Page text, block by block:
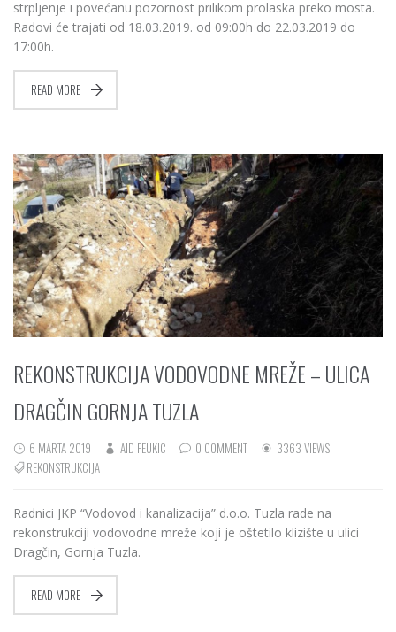
strpljenje i povećanu pozornost prilikom prolaska preko mosta.
Radovi će trajati od 18.03.2019. od 09:00h do 22.03.2019 do
17:00h.
READ MORE
REKONSTRUKCIJA VODOVODNE MREŽE – ULICA
DRAGČIN GORNJA TUZLA
6 MARTA 2019 AID FEUKIC 0 COMMENT
3363 VIEWS
REKONSTRUKCIJA
Radnici JKP “Vodovod i kanalizacija” d.o.o. Tuzla rade na
rekonstrukciji vodovodne mreže koji je oštetilo klizište u ulici
Dragčin, Gornja Tuzla.
READ MORE